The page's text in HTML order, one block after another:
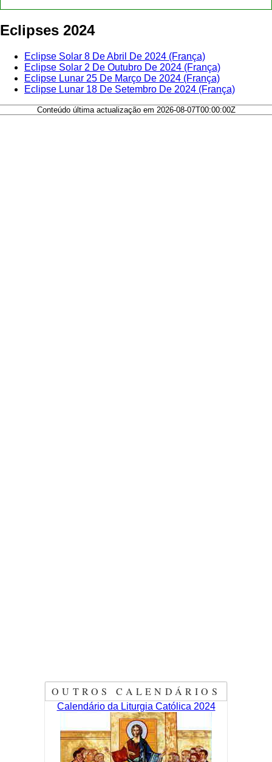
Eclipses 2024
Eclipse Solar 8 De Abril De 2024 (França)
Eclipse Solar 2 De Outubro De 2024 (França)
Eclipse Lunar 25 De Março De 2024 (França)
Eclipse Lunar 18 De Setembro De 2024 (França)
Conteúdo última actualização em 2026-08-07T00:00:00Z
OUTROS CALENDÁRIOS
Calendário da Liturgia Católica 2024